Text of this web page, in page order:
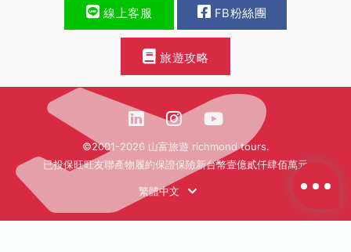
線上客服 FB粉絲團
旅遊攻略
©2001-2026 山富旅遊 richmond tours.
已投保旺旺友聯產物履約保證保險新台幣壹億貳仟肆佰萬元
繁體中文